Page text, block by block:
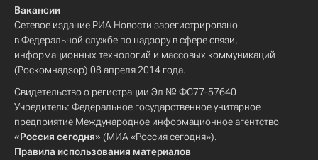
Вакансии
Сетевое издание РИА Новости зарегистрировано
в Федеральной службе по надзору в сфере связи,
информационных технологий и массовых коммуникаций
(Роскомнадзор) 08 апреля 2014 года.
Свидетельство о регистрации Эл № ФС77-57640
Учредитель: Федеральное государственное унитарное
предприятие Международное информационное агентство
«Россия сегодня» (МИА «Россия сегодня»).
Правила использования материалов